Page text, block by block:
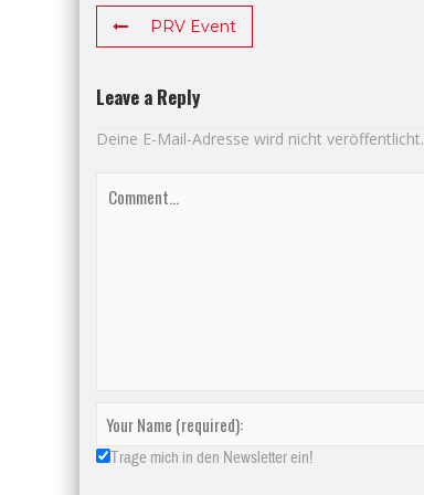
PRV Event
Leave a Reply
Deine E-Mail-Adresse wird nicht veröffentlicht.
Trage mich in den Newsletter ein!